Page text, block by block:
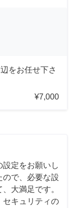
をお任せ下さ
¥7,000
設定をお願いし
ので、必要な設
大満足です。
セキュリティの